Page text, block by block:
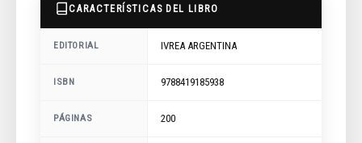
CARACTERÍSTICAS DEL LIBRO
EDITORIAL IVREA ARGENTINA
ISBN 9788419185938
PÁGINAS 200